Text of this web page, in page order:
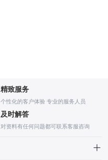
精致服务
个性化的客户体验 专业的服务人员
及时解答
对资料有任何问题都可联系客服咨询